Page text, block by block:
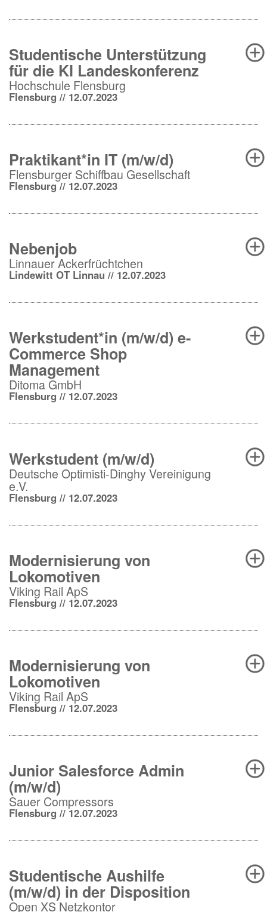
Studentische Unterstützung
für die KI Landeskonferenz
Hochschule Flensburg
Flensburg // 12.07.2023
Praktikant*in IT (m/w/d)
Flensburger Schiffbau Gesellschaft
Flensburg // 12.07.2023
Nebenjob
Linnauer Ackerfrüchtchen
Lindewitt OT Linnau // 12.07.2023
Werkstudent*in (m/w/d) e-
Commerce Shop
Management
Ditoma GmbH
Flensburg // 12.07.2023
Werkstudent (m/w/d)
Deutsche Optimisti-Dinghy Vereinigung
e.V.
Flensburg // 12.07.2023
Modernisierung von
Lokomotiven
Viking Rail ApS
Flensburg // 12.07.2023
Modernisierung von
Lokomotiven
Viking Rail ApS
Flensburg // 12.07.2023
Junior Salesforce Admin
(m/w/d)
Sauer Compressors
Flensburg // 12.07.2023
Studentische Aushilfe
(m/w/d) in der Disposition
Open XS Netzkontor